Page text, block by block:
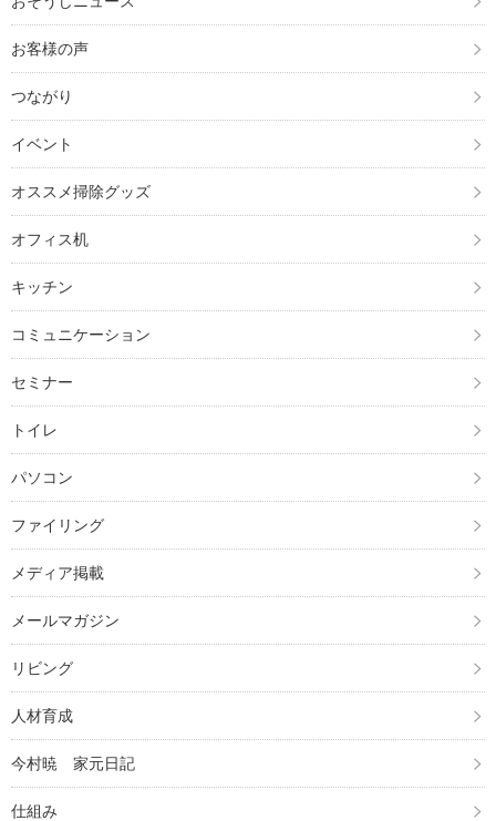
お客様の声
つながり
イベント
オススメ掃除グッズ
オフィス机
キッチン
コミュニケーション
セミナー
トイレ
パソコン
ファイリング
メディア掲載
メールマガジン
リビング
人材育成
今村暁 家元日記
仕組み